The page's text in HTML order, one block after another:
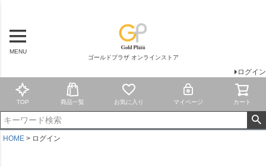
MENU
ゴールドプラザ オンラインストア
ログイン
TOP 商品一覧 お気に入り マイページ カート
HOME ログイン